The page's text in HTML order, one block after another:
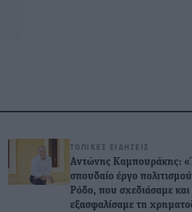
ΤΟΠΙΚΈΣ ΕΙΔΉΣΕΙΣ
Αντώνης Καμπουράκης:
σπουδαίο έργο
Ρόδο, που σχεδιάσαμε και
εξασφαλίσαμε τη